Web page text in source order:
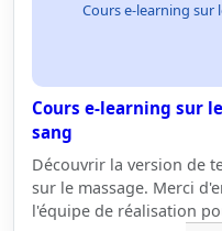
Cours e-learning sur
Cours e-learning sur
sang
Découvrir la version de
sur le massage. Merci
l'équipe de réalisation